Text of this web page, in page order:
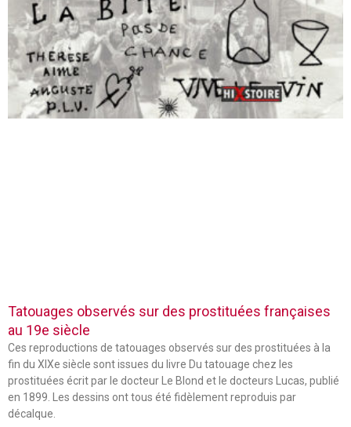
Tatouages observés sur des prostituées françaises
au 19e siècle
Ces reproductions de tatouages observés sur des prostituées à la
fin du XIXe siècle sont issues du livre Du tatouage chez les
prostituées écrit par le docteur Le Blond et le docteurs Lucas, publié
en 1899. Les dessins ont tous été fidèlement reproduis par
décalque.